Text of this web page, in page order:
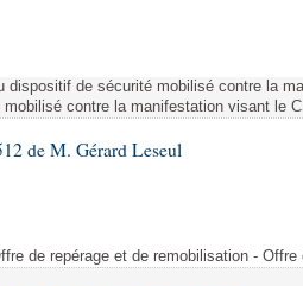
dispositif de sécurité mobilisé contre la
contre la manifestation visant le
de M. Gérard Leseul
de repérage et de remobilisation -